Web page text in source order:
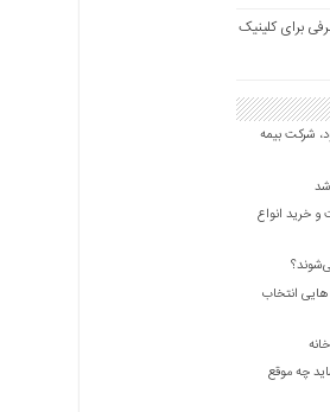
برای کلینیک
شرکت بیمه
خرید انواع
انتخاب
چه موقع